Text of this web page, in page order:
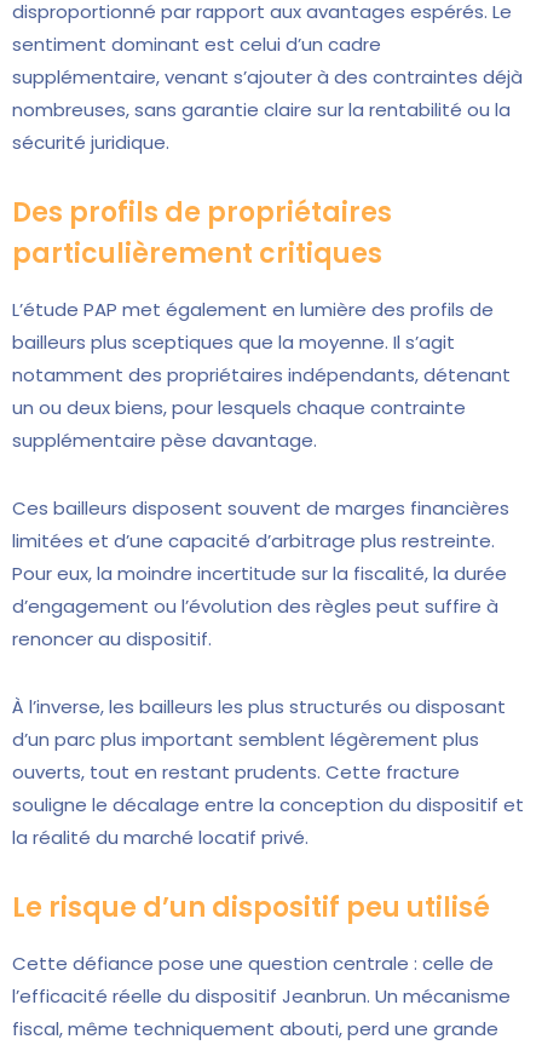
disproportionné par rapport aux avantages espérés. Le
sentiment dominant est celui d’un cadre
supplémentaire, venant s’ajouter à des contraintes déjà
nombreuses, sans garantie claire sur la rentabilité ou la
sécurité juridique.
Des profils de propriétaires
particulièrement critiques
L’étude PAP met également en lumière des profils de
bailleurs plus sceptiques que la moyenne. Il s’agit
notamment des propriétaires indépendants, détenant
un ou deux biens, pour lesquels chaque contrainte
supplémentaire pèse davantage.
Ces bailleurs disposent souvent de marges financières
limitées et d’une capacité d’arbitrage plus restreinte.
Pour eux, la moindre incertitude sur la fiscalité, la durée
d’engagement ou l’évolution des règles peut suffire à
renoncer au dispositif.
À l’inverse, les bailleurs les plus structurés ou disposant
d’un parc plus important semblent légèrement plus
ouverts, tout en restant prudents. Cette fracture
souligne le décalage entre la conception du dispositif et
la réalité du marché locatif privé.
Le risque d’un dispositif peu utilisé
Cette défiance pose une question centrale : celle de
l’efficacité réelle du dispositif Jeanbrun. Un mécanisme
fiscal, même techniquement abouti, perd une grande